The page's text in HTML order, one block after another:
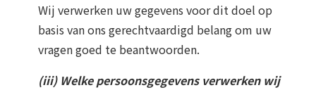
Wij verwerken uw gegevens voor dit doel op
basis van ons gerechtvaardigd belang om uw
vragen goed te beantwoorden.
(iii) Welke persoonsgegevens verwerken wij